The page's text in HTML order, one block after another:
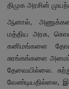
திமுக அரசின்
ஆனால்,
மத்திய அரசு,
கனிமங்களை
சுரங்கங்களை
தேவையில்லை.
வேண்டியதில்லை,